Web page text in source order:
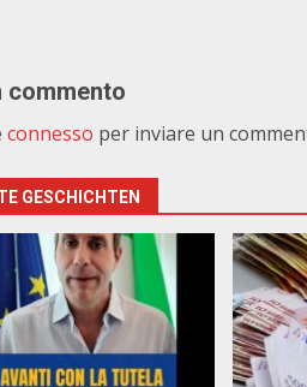
commento
connesso per inviare un
GESCHICHTEN